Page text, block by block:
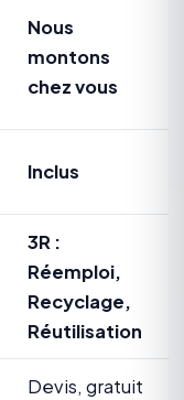
Nous
montons
chez vous
Inclus
3R :
Réemploi,
Recyclage,
Réutilisation
Devis, gratuit